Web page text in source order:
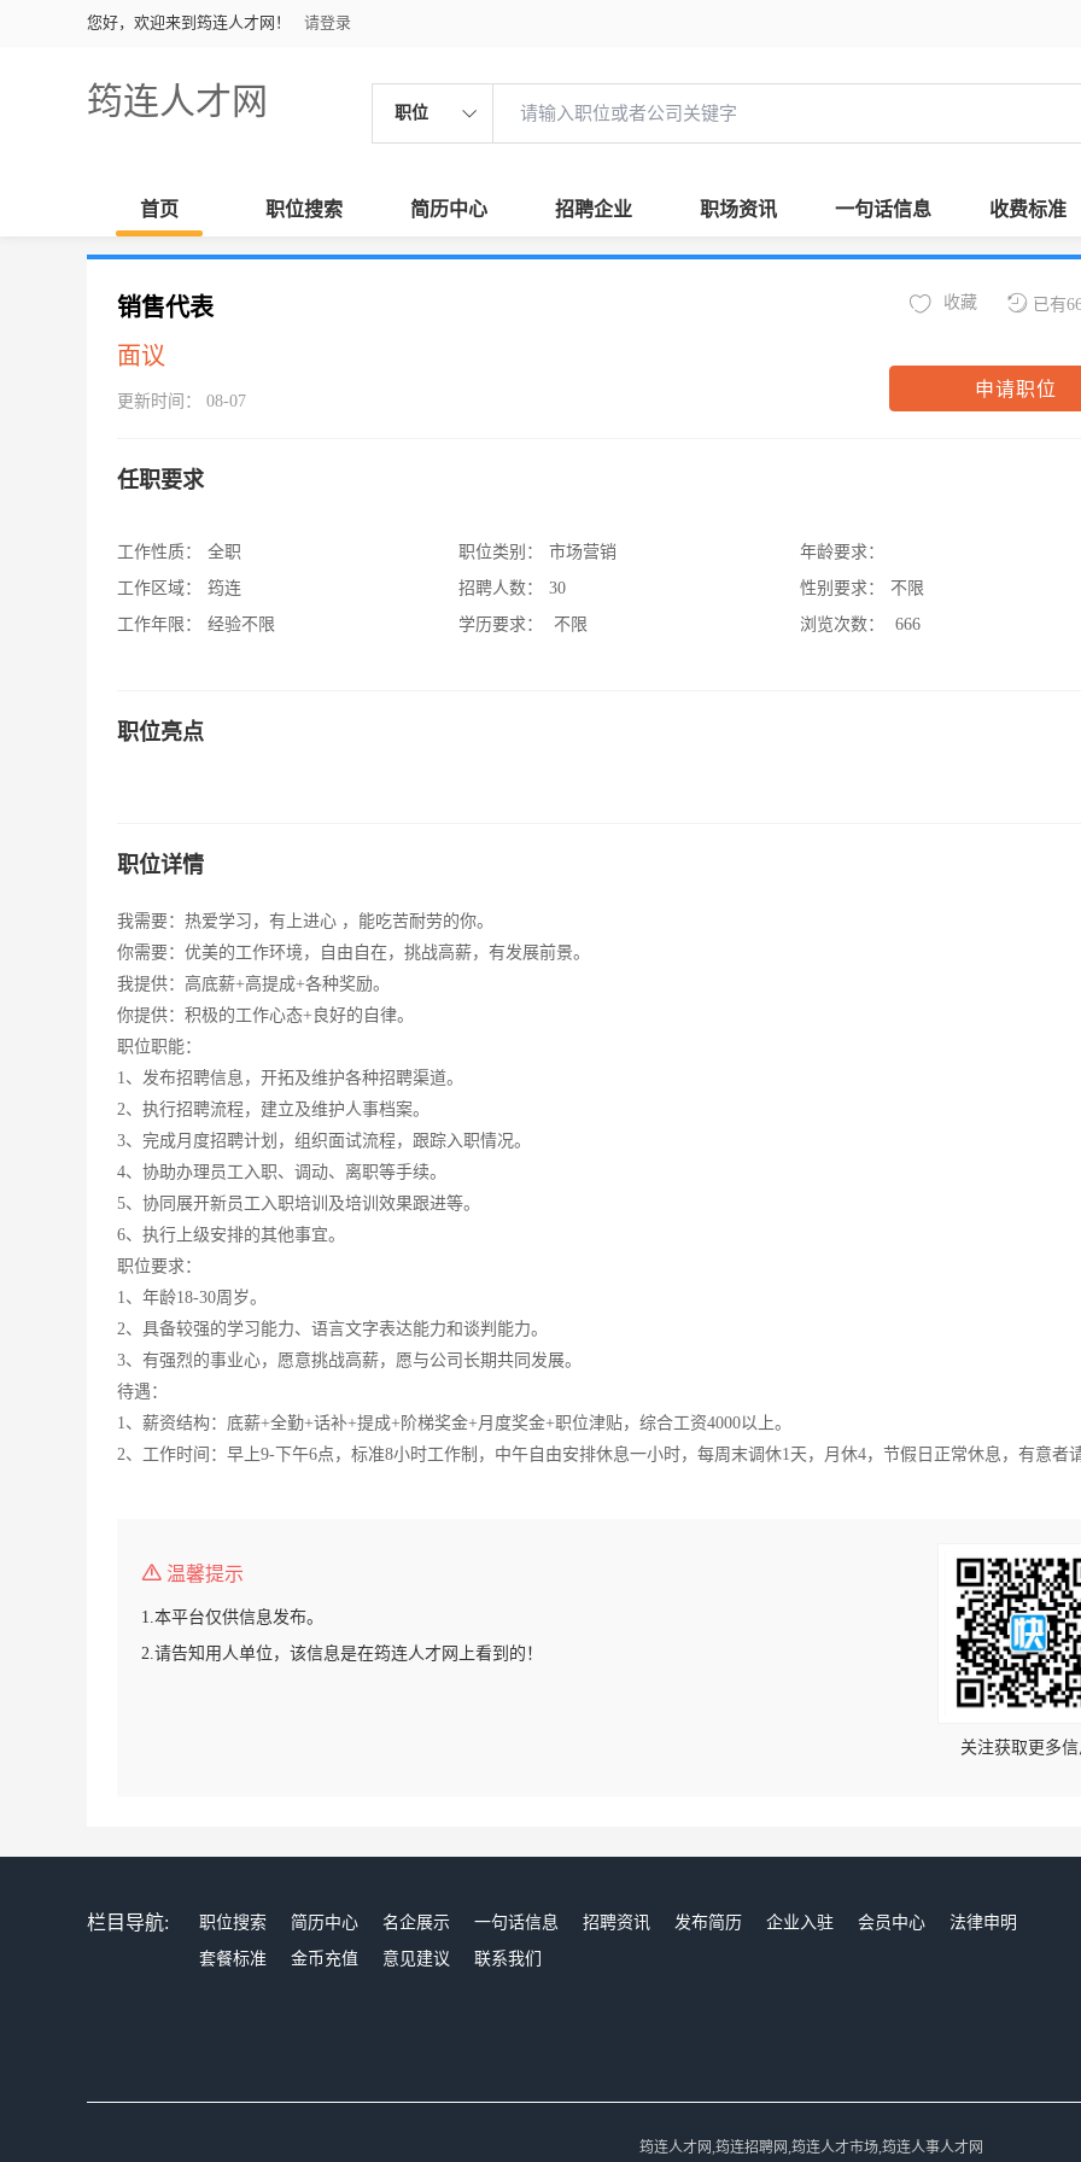
您好，欢迎来到筠连人才网！ 请登录
筠连人才网 职位
首页 职位搜索 简历中心 招聘企业 职场资讯 一句话信息 收费标准
销售代表
面议
更新时间： 08-07
已有
收藏
申请职位
任职要求
工作性质：
全职
工作区域：
筠连
工作年限：
经验不限
职位类别：
市场营销
招聘人数：
30
学历要求：
不限
年龄要求：
性别要求：
不限
浏览次数：
666
职位亮点
职位详情
我需要：热爱学习，有上进心 ，能吃苦耐劳的你。
你需要：优美的工作环境，自由自在，挑战高薪，有发展前景。
我提供：高底薪+高提成+各种奖励。
你提供：积极的工作心态+良好的自律。
职位职能：
1、发布招聘信息，开拓及维护各种招聘渠道。
2、执行招聘流程，建立及维护人事档案。
3、完成月度招聘计划，组织面试流程，跟踪入职情况。
4、协助办理员工入职、调动、离职等手续。
5、协同展开新员工入职培训及培训效果跟进等。
6、执行上级安排的其他事宜。
职位要求：
1、年龄18-30周岁。
2、具备较强的学习能力、语言文字表达能力和谈判能力。
3、有强烈的事业心，愿意挑战高薪，愿与公司长期共同发展。
待遇：
1、薪资结构：底薪+全勤+话补+提成+阶梯奖金+月度奖金+职位津贴，综合工资4000以上。
2、工作时间：早上9-下午6点，标准8小时工作制，中午自由安排休息一小时，每周末调休1天，月休4，节假日正常休息，有意者
温馨提示
1.本平台仅供信息发布。
2.请告知用人单位，该信息是在筠连人才网上看到的！
关注获取更多
栏目导航: 职位搜索 简历中心 名企展示 一句话信息 招聘资讯 发布简历 企业入驻 会员中心
法律申明
套餐标准
金币充值 意见建议 联系我们
筠连人才网,筠连招聘网,筠连人才市场,筠连人事人才网